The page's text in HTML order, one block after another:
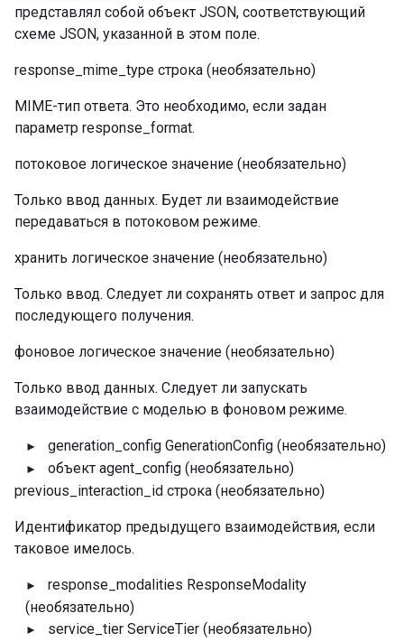
представлял собой объект JSON, соответствующий
схеме JSON, указанной в этом поле.
response_mime_type строка (необязательно)
MIME-тип ответа. Это необходимо, если задан
параметр response_format.
потоковое логическое значение (необязательно)
Только ввод данных. Будет ли взаимодействие
передаваться в потоковом режиме.
хранить логическое значение (необязательно)
Только ввод. Следует ли сохранять ответ и запрос для
последующего получения.
фоновое логическое значение (необязательно)
Только ввод данных. Следует ли запускать
взаимодействие с моделью в фоновом режиме.
generation_config GenerationConfig (необязательно)
объект agent_config (необязательно)
previous_interaction_id строка (необязательно)
Идентификатор предыдущего взаимодействия, если
таковое имелось.
response_modalities ResponseModality
(необязательно)
service_tier ServiceTier (необязательно)